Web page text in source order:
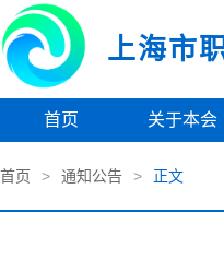
上海市
首页 关于本会
首页 > 通知公告 > 正文